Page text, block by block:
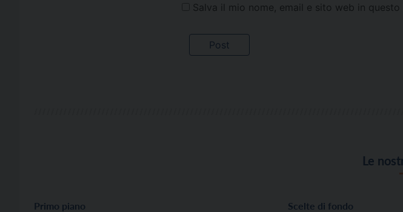
Salva il mio nome, email e sito web in
Le
Primo piano
Scelte di fondo